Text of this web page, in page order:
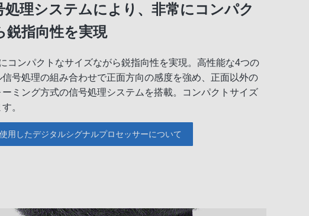
処理システムにより、非常にコンパク
鋭指向性を実現
コンパクトなサイズながら鋭指向性を実現。高性能な4つの
号処理の組み合わせで正面方向の感度を強め、正面以外の
ミング方式の信号処理システムを搭載。コンパクトサイズ
。
用したデジタルシグナルプロセッサーについて